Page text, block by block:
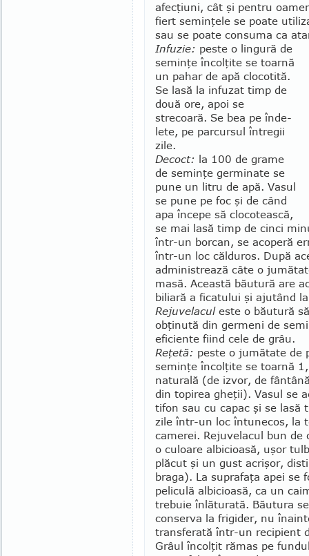
afecţiuni, cât şi pen­tru
fiert semin­ţele se poate
sau se poate consuma ca
Infuzie: peste o lingură de
seminţe încolţite se toar­nă
un pahar de apă clocotită.
Se lasă la infuzat timp de
două ore, apoi se
strecoară. Se bea pe înde­
lete, pe parcur­sul întregii
zile.
Decoct: la 100 de grame
de seminţe germinate se
pune un litru de apă. Vasul
se pune pe foc şi de când
apa începe să clocotească,
se mai lasă timp de cinci
într-un borcan, se acoperă
într-un loc călduros. După
administrează câte o
masă. Această băutură are
biliară a ficatului şi ajutând
Rejuvelaculeste o băutură
obţinută din ger­meni de
efi­ciente fiind cele de grâu.
Reţetă: peste o jumătate de
seminţe încolţite se toarnă
naturală (de izvor, de
din topirea gheţii). Vasul se
tifon sau cu ca­pac şi se lasă
zile într-un loc întunecos, la
camerei. Rejuvelacul bun de
o culoare albicioasă, uşor
plăcut şi un gust acrişor,
braga). La supra­faţa apei se
peli­culă albicioasă, ca un
trebuie înlăturată. Băutura
conserva la frigider, nu
transferată într-un recipient
Grâul încolţit rămas pe